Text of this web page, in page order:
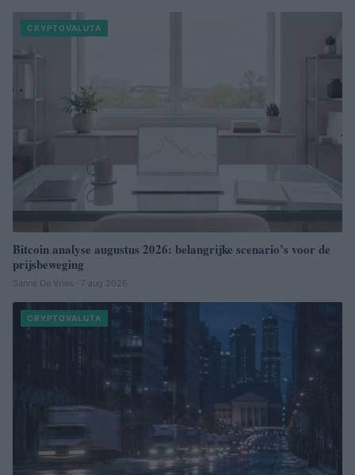
CRYPTOVALUTA
Bitcoin analyse augustus 2026: belangrijke scenario’s voor de
prijsbeweging
Sanne De Vries · 7 aug 2026
CRYPTOVALUTA